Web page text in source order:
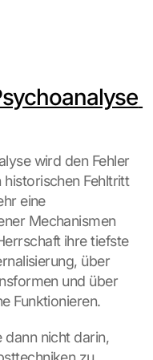
wird den Fehler
Fehltritt
eine
Mechanismen
ihre tiefste
über
und über
Funktionieren.
dann nicht darin,